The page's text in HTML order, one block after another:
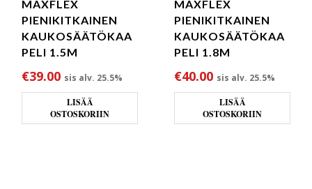
MAXFLEX
PIENIKITKAINEN
KAUKOSÄÄTÖKAA
PELI 1.5M
€39.00 sis alv. 25.5%
LISÄÄ
OSTOSKORIIN
MAXFLEX
PIENIKITKAINEN
KAUKOSÄÄTÖKAA
PELI 1.8M
€40.00 sis alv. 25.5%
LISÄÄ
OSTOSKORIIN